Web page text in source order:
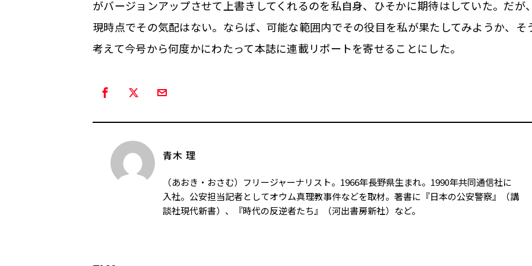
がバージョンアップさせて上書きしてくれるのを私自身、ひそかに期待はしていた。だが
現時点でその気配はない。ならば、可能な範囲内でその役目を私が果たしてみようか、そ
考えて今号から何度かにわたって本誌に連載リポートを寄せることにした。
青木 理
（あおき・おさむ）フリージャーナリスト。1966年長野県生まれ。1990年共同通信社に
入社。公安担当記者としてオウム真理教事件などを取材。著書に『日本の公安警察』（講
談社現代新書）、『時代の反逆者たち』（河出書房新社）など。